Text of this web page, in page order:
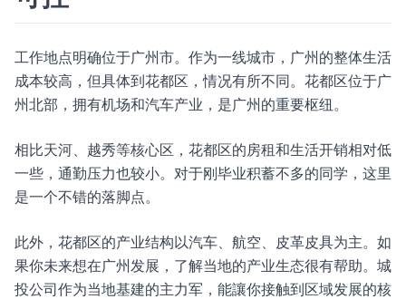
工作地点明确位于广州市。作为一线城市，广州的整体生活
成本较高，但具体到花都区，情况有所不同。花都区位于广
州北部，拥有机场和汽车产业，是广州的重要枢纽。
相比天河、越秀等核心区，花都区的房租和生活开销相对低
一些，通勤压力也较小。对于刚毕业积蓄不多的同学，这里
是一个不错的落脚点。
此外，花都区的产业结构以汽车、航空、皮革皮具为主。如
果你未来想在广州发展，了解当地的产业生态很有帮助。城
投公司作为当地基建的主力军，能讓你接触到区域发展的核